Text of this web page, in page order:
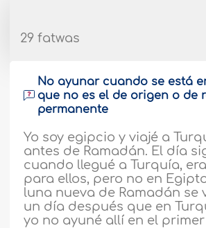
29 fatwas
No ayunar cuando se está
que no es el de origen o de
permanente
Yo soy egipcio y viajé a
antes de Ramadán. El día
cuando llegué a Turquía,
para ellos, pero no en
luna nueva de Ramadán se
un día después que en
yo no ayuné allí en el primer